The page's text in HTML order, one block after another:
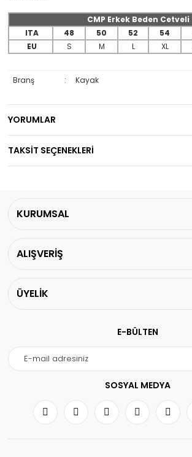
CMP Erkek Beden Cetveli
ITA
48 50 52 54
EU
S M L XL
Branş : Kayak
YORUMLAR
TAKSİT SEÇENEKLERİ
KURUMSAL
ALIŞVERİŞ
ÜYELİK
E-BÜLTEN
SOSYAL MEDYA